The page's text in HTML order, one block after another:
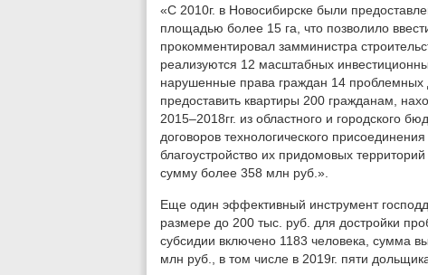
«С 2010г. в Новосибирске были
площадью более 15 га, что позволило
прокомментировал замминистра
реализуются 12 масштабных
нарушенные права граждан 14 проблемных
предоставить квартиры 200 гражданам,
2015–2018гг. из областного и городского
договоров технологического
благоустройство их придомовых
сумму более 358 млн руб.».
Еще один эффективный инструмент
размере до 200 тыс. руб. для достройки
субсидии включено 1183 человека, сумма
млн руб., в том числе в 2019г. пяти